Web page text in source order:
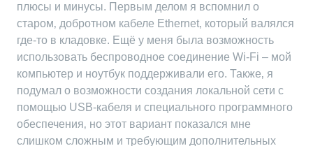
плюсы и минусы. Первым делом я вспомнил о
старом‚ добротном кабеле Ethernet‚ который валялся
где-то в кладовке. Ещё у меня была возможность
использовать беспроводное соединение Wi-Fi – мой
компьютер и ноутбук поддерживали его. Также‚ я
подумал о возможности создания локальной сети с
помощью USB-кабеля и специального программного
обеспечения‚ но этот вариант показался мне
слишком сложным и требующим дополнительных